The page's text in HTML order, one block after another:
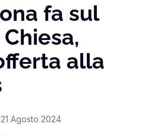
fa sul
alla
21 Agosto 2024